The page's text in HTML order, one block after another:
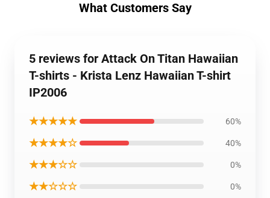
What Customers Say
5 reviews for Attack On Titan Hawaiian
T-shirts - Krista Lenz Hawaiian T-shirt
IP2006
★★★★★ 60%
★★★★☆ 40%
★★★☆☆ 0%
★★☆☆☆ 0%